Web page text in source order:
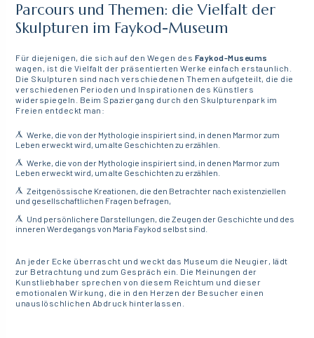
Parcours und Themen: die Vielfalt der
Skulpturen im Faykod-Museum
Für diejenigen, die sich auf den Wegen des Faykod-Museums
wagen, ist die Vielfalt der präsentierten Werke einfach erstaunlich.
Die Skulpturen sind nach verschiedenen Themen aufgeteilt, die die
verschiedenen Perioden und Inspirationen des Künstlers
widerspiegeln. Beim Spaziergang durch den Skulpturenpark im
Freien entdeckt man:
Werke, die von der Mythologie inspiriert sind, in denen Marmor zum
Leben erweckt wird, um alte Geschichten zu erzählen.
Werke, die von der Mythologie inspiriert sind, in denen Marmor zum
Leben erweckt wird, um alte Geschichten zu erzählen.
Zeitgenössische Kreationen, die den Betrachter nach existenziellen
und gesellschaftlichen Fragen befragen,
Und persönlichere Darstellungen, die Zeugen der Geschichte und des
inneren Werdegangs von Maria Faykod selbst sind.
An jeder Ecke überrascht und weckt das Museum die Neugier, lädt
zur Betrachtung und zum Gespräch ein. Die Meinungen der
Kunstliebhaber sprechen von diesem Reichtum und dieser
emotionalen Wirkung, die in den Herzen der Besucher einen
unauslöschlichen Abdruck hinterlassen.